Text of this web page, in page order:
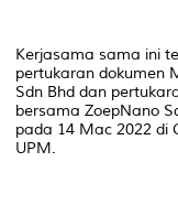
Kerjasama sama ini
pertukaran dokumen
Sdn Bhd dan
bersama ZoepNano
pada 14 Mac 2022 di
UPM.